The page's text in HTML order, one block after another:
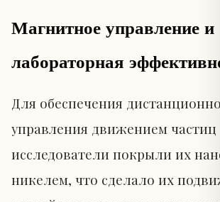
Магнитное управление и
лабораторная
Для обеспечения
управления движением частиц
исследователи покрыли их
никелем, что сделало их